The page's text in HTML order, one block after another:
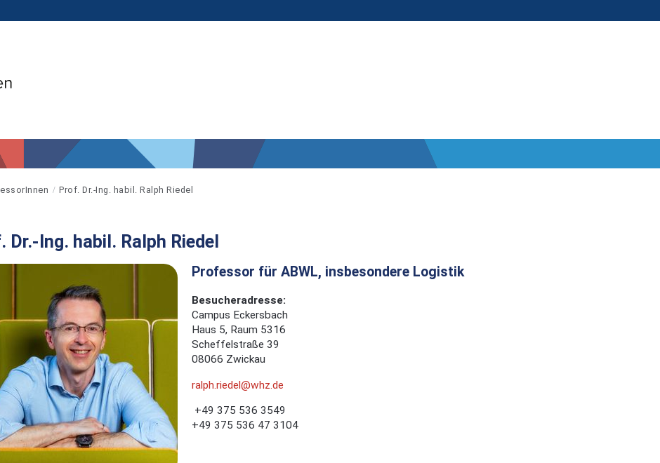
Prof. Dr.-Ing. habil. Ralph Riedel
Dr.-Ing. habil. Ralph Riedel
Professor für ABWL, insbesondere Logistik
Besucheradresse:
Campus Eckersbach
Haus 5, Raum 5316
Scheffelstraße 39
08066 Zwickau
ralph.riedel@whz.de
+49 375 536 3549
+49 375 536 47 3104